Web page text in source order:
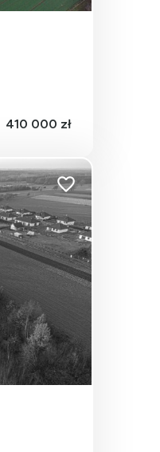
410 000 zł
Dodaj do ulubionych